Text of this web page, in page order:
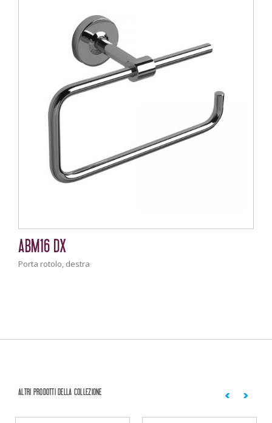
ABM16 DX
Porta rotolo, destra
ALTRI PRODOTTI DELLA COLLEZIONE